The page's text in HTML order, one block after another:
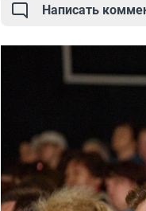
Написать